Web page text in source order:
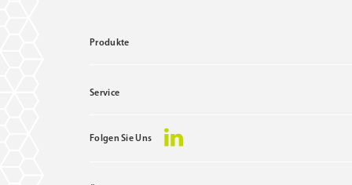
Produkte
Service
Folgen Sie Uns